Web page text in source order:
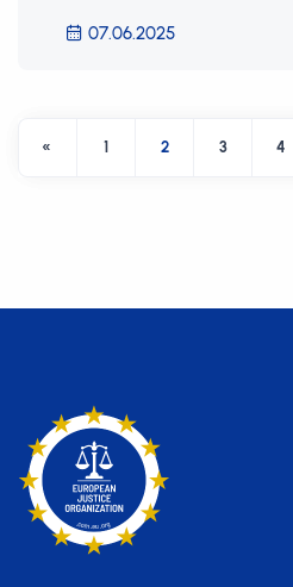
07.06.2025
« 1 2 3 4